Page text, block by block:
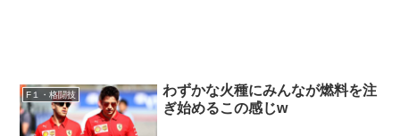
F１・格闘技
わずかな火種にみんなが燃料を注
ぎ始めるこの感じw